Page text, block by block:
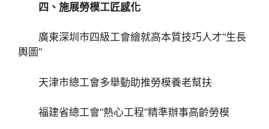
四、施展勞模工匠感化
廣東深圳市四級工會繪就高本質技巧人才“生長
輿圖”
天津市總工會多舉動助推勞模養老幫扶
福建省總工會“熱心工程”精準辦事高齡勞模